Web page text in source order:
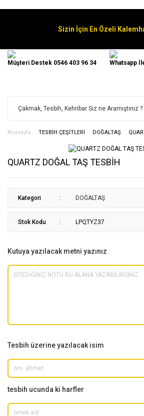
Sizin İçin En Özeli
Müşteri Destek 0546 403 96 34 Whatsapp
Anasayfa TESBİH ÇEŞİTLERİ DOĞALTAŞ
QUARTZ DOĞAL TAŞ TESBİH
Kategori DOĞALTAŞ
Stok Kodu LPQTYZ37
Kutuya yazılacak metni yazınız
Tesbih üzerine yazılacak isim
tesbih ucunda ki harfler